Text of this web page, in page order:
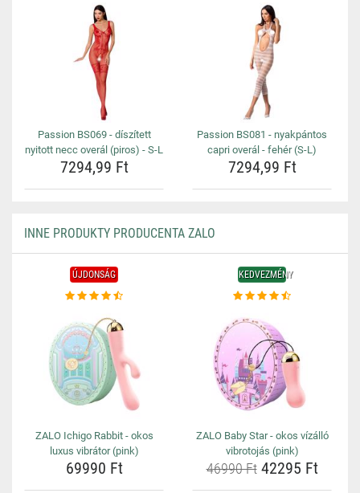
Passion BS069 - díszített
nyitott necc overál (piros) - S-L
7294,99 Ft
Passion BS081 - nyakpántos
capri overál - fehér (S-L)
7294,99 Ft
INNE PRODUKTY PRODUCENTA ZALO
ÚJDONSÁG
ZALO Ichigo Rabbit - okos
luxus vibrátor (pink)
69990 Ft
KEDVEZMÉNY
ZALO Baby Star - okos vízálló
vibrotojás (pink)
46990 Ft42295 Ft